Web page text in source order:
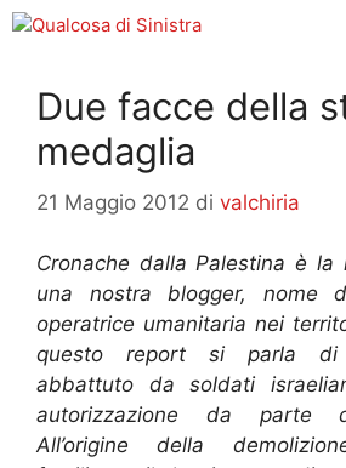
Vai
Due facce della
medaglia
21 Maggio 2012 di valchiria
Cronache dalla Palestina è la
una nostra blogger, nome
operatrice umanitaria nei
questo report si parla di
abbattuto da soldati
autorizzazione da parte
All’origine della